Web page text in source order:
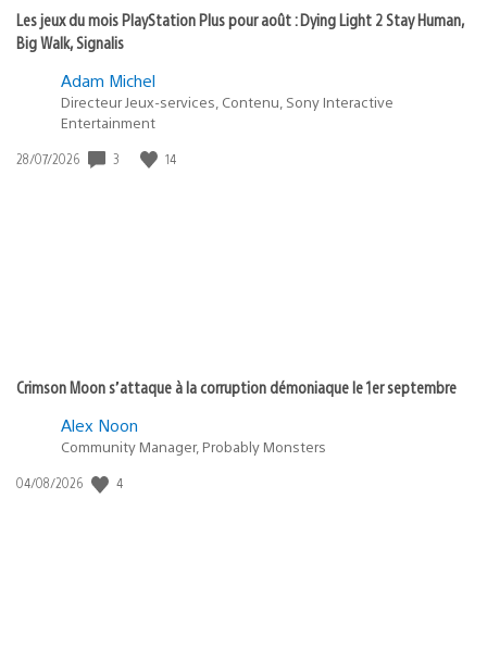
Les jeux du mois PlayStation Plus pour août : Dying Light 2 Stay Human,
Big Walk, Signalis
Adam Michel
Directeur Jeux-services, Contenu, Sony Interactive
Entertainment
Date
28/07/2026 3 14
Crimson Moon s’attaque à la corruption démoniaque le 1er septembre
Alex Noon
Community Manager, Probably Monsters
Date
04/08/2026 4